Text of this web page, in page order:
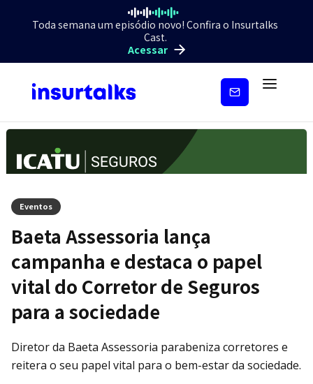
Toda semana um episódio novo! Confira o Insurtalks
Cast.
Acessar
Inscreva-
Eventos
Baeta Assessoria lança
campanha e destaca o papel
vital do Corretor de Seguros
para a sociedade
Diretor da Baeta Assessoria parabeniza corretores e
reitera o seu papel vital para o bem-estar da sociedade.